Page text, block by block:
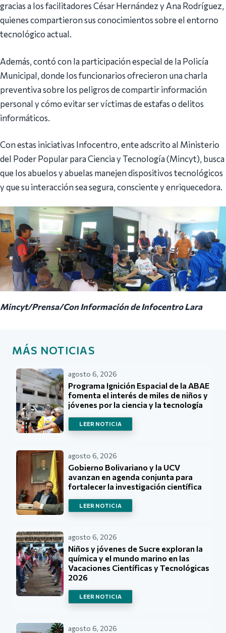
gracias a los facilitadores César Hernández y Ana Rodríguez,
quienes compartieron sus conocimientos sobre el entorno
tecnológico actual.
Además, contó con la participación especial de la Policía
Municipal, donde los funcionarios ofrecieron una charla
preventiva sobre los peligros de compartir información
personal y cómo evitar ser víctimas de estafas o delitos
informáticos.
Con estas iniciativas Infocentro, ente adscrito al Ministerio
del Poder Popular para Ciencia y Tecnología (Mincyt), busca
que los abuelos y abuelas manejen dispositivos tecnológicos
y que su interacción sea segura, consciente y enriquecedora.
Mincyt/Prensa/Con Información de Infocentro Lara
MÁS NOTICIAS
agosto 6, 2026
Programa Ignición Espacial de la ABAE
fomenta el interés de miles de niños y
jóvenes por la ciencia y la tecnología
LEER NOTICIA
agosto 6, 2026
Gobierno Bolivariano y la UCV
avanzan en agenda conjunta para
fortalecer la investigación científica
LEER NOTICIA
agosto 6, 2026
Niños y jóvenes de Sucre exploran la
química y el mundo marino en las
Vacaciones Científicas y Tecnológicas
2026
LEER NOTICIA
agosto 6, 2026